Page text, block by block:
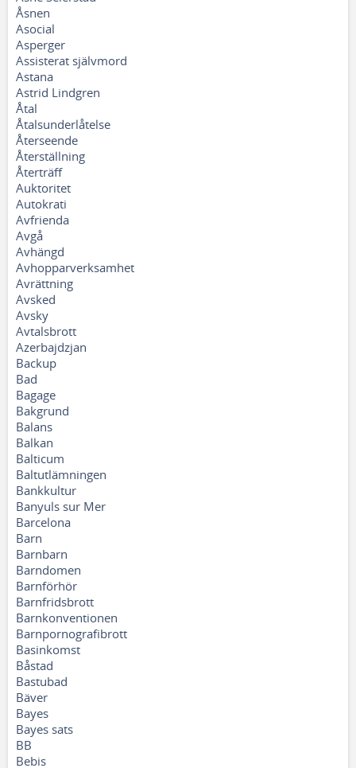
Åsnen
Asocial
Asperger
Assisterat självmord
Astana
Astrid Lindgren
Åtal
Åtalsunderlåtelse
Återseende
Återställning
Återträff
Auktoritet
Autokrati
Avfrienda
Avgå
Avhängd
Avhopparverksamhet
Avrättning
Avsked
Avsky
Avtalsbrott
Azerbajdzjan
Backup
Bad
Bagage
Bakgrund
Balans
Balkan
Balticum
Baltutlämningen
Bankkultur
Banyuls sur Mer
Barcelona
Barn
Barnbarn
Barndomen
Barnförhör
Barnfridsbrott
Barnkonventionen
Barnpornografibrott
Basinkomst
Båstad
Bastubad
Bäver
Bayes
Bayes sats
BB
Bebis